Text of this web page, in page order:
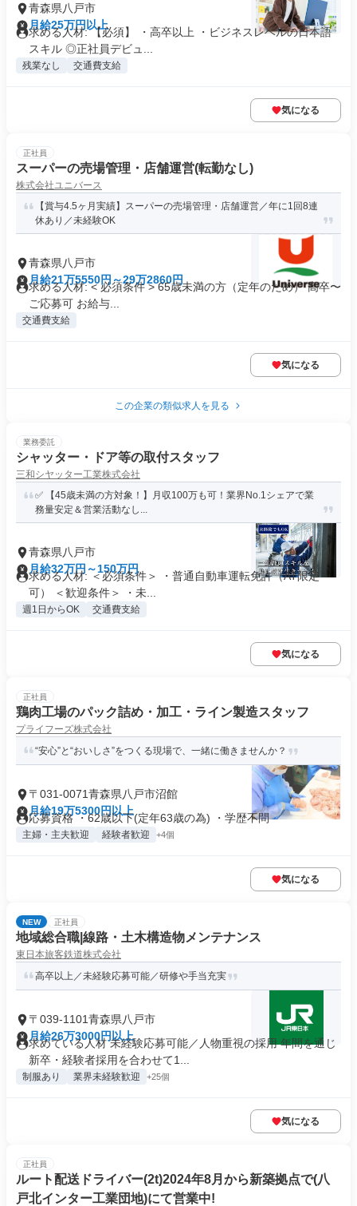
青森県八戸市
月給25万円以上
求める人材: 【必須】 ・高卒以上 ・ビジネスレベルの日本語
スキル ◎正社員デビュ...
残業なし 交通費支給
気になる
正社員
スーパーの売場管理・店舗運営(転勤なし)
株式会社ユニバース
【賞与4.5ヶ月実績】スーパーの売場管理・店舗運営／年に1回8連
休あり／未経験OK
青森県八戸市
月給21万5550円～29万2860円
求める人材: < 必須条件 > 65歳未満の方（定年のため） 高卒〜
ご応募可 お給与...
交通費支給
気になる
この企業の類似求人を見る
業務委託
シャッター・ドア等の取付スタッフ
三和シヤッター工業株式会社
✅ 【45歳未満の方対象！】月収100万も可！業界No.1シェアで業
務量安定＆営業活動なし...
青森県八戸市
月給32万円～150万円
求める人材: ＜必須条件＞ ・普通自動車運転免許（AT限定
可） ＜歓迎条件＞ ・未...
週1日からOK 交通費支給
気になる
正社員
鶏肉工場のパック詰め・加工・ライン製造スタッフ
プライフーズ株式会社
“安心”と“おいしさ”をつくる現場で、一緒に働きませんか？
〒031-0071青森県八戸市沼館
月給19万5300円以上
応募資格 ・62歳以下(定年63歳の為) ・学歴不問
主婦・主夫歓迎 経験者歓迎 +4個
気になる
NEW 正社員
地域総合職|線路・土木構造物メンテナンス
東日本旅客鉄道株式会社
高卒以上／未経験応募可能／研修や手当充実
〒039-1101青森県八戸市
月給26万3000円以上
求めている人材 未経験応募可能／人物重視の採用 年間を通じ
新卒・経験者採用を合わせて1...
制服あり 業界未経験歓迎 +25個
気になる
正社員
ルート配送ドライバー(2t)2024年8月から新築拠点で(八
戸北インター工業団地)にて営業中!